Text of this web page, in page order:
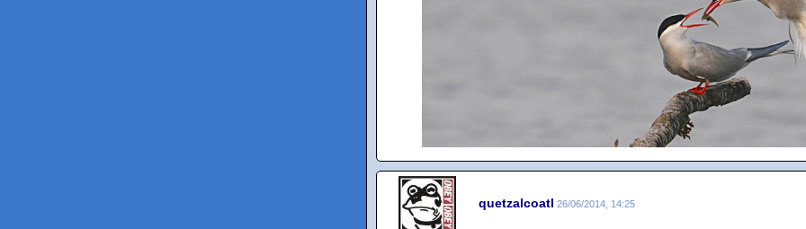
quetzalcoatl 26/06/2014, 14:25